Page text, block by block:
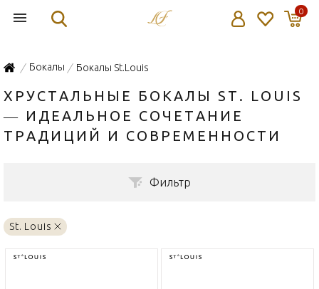
0
/ Бокалы / Бокалы St.Louis
ХРУСТАЛЬНЫЕ БОКАЛЫ ST. LOUIS
— ИДЕАЛЬНОЕ СОЧЕТАНИЕ
ТРАДИЦИЙ И СОВРЕМЕННОСТИ
Фильтр
St. Louis